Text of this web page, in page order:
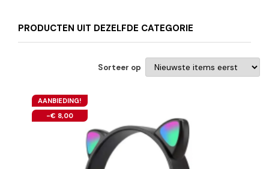
PRODUCTEN UIT DEZELFDE CATEGORIE
Sorteer op
AANBIEDING!
-€ 8,00